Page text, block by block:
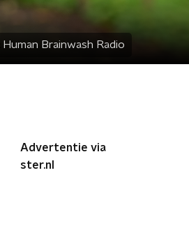
Human Brainwash Radio
Advertentie via
ster.nl